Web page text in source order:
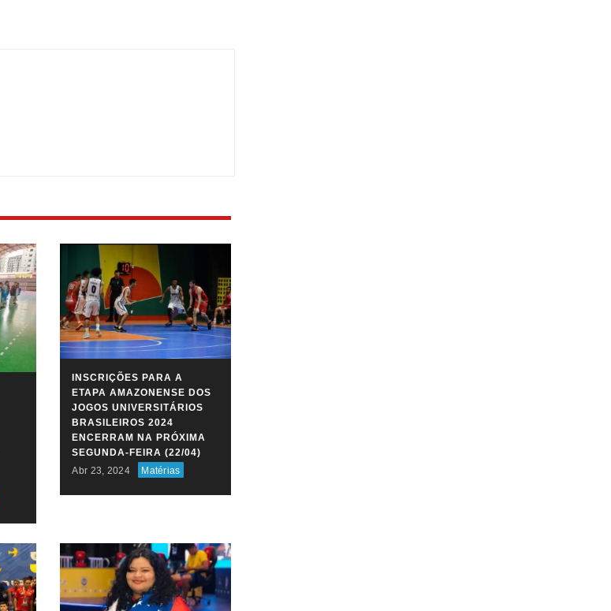
INSCRIÇÕES PARA A
ETAPA AMAZONENSE DOS
JOGOS UNIVERSITÁRIOS
BRASILEIROS 2024
ENCERRAM NA PRÓXIMA
SEGUNDA-FEIRA (22/04)
Abr 23, 2024
Matérias